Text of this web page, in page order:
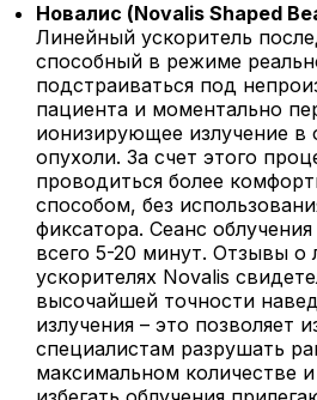
Новалис (Novalis Shaped
Линейный ускоритель
способный в режиме
подстраиваться под
пациента и моментально
ионизирующее излучение в
опухоли. За счет этого
проводиться более
способом, без
фиксатора. Сеанс
всего 5-20 минут. Отзывы о
ускорителях Novalis
высочайшей точности
излучения – это позволяет
специалистам разрушать
максимальном количестве